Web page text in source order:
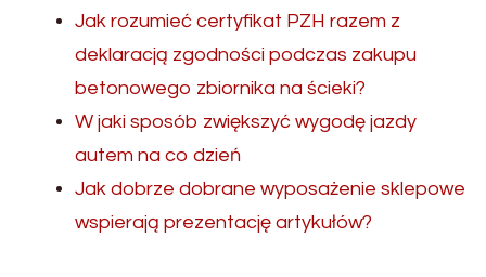
Jak rozumieć certyfikat PZH razem z
deklaracją zgodności podczas zakupu
betonowego zbiornika na ścieki?
W jaki sposób zwiększyć wygodę jazdy
autem na co dzień
Jak dobrze dobrane wyposażenie sklepowe
wspierają prezentację artykułów?